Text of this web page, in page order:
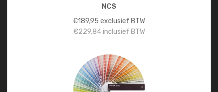
NCS
€189,95 exclusief BTW
€229,84inclusief BTW